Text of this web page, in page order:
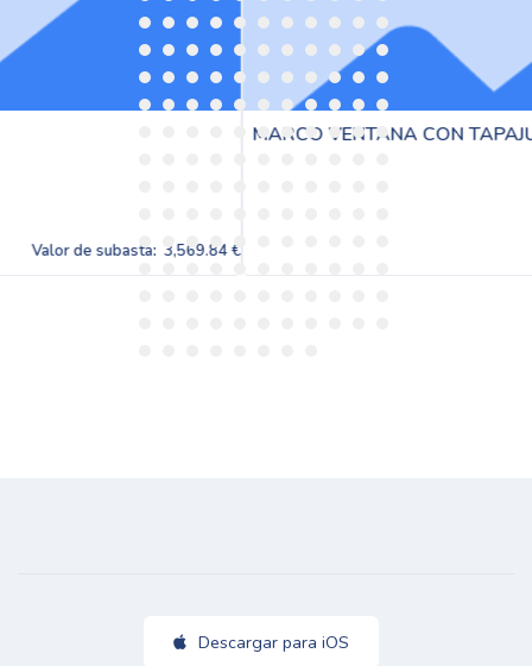
€
MARCO VENTANA CON TAPAJUNTAS Color Bronce
Descargar para iOS